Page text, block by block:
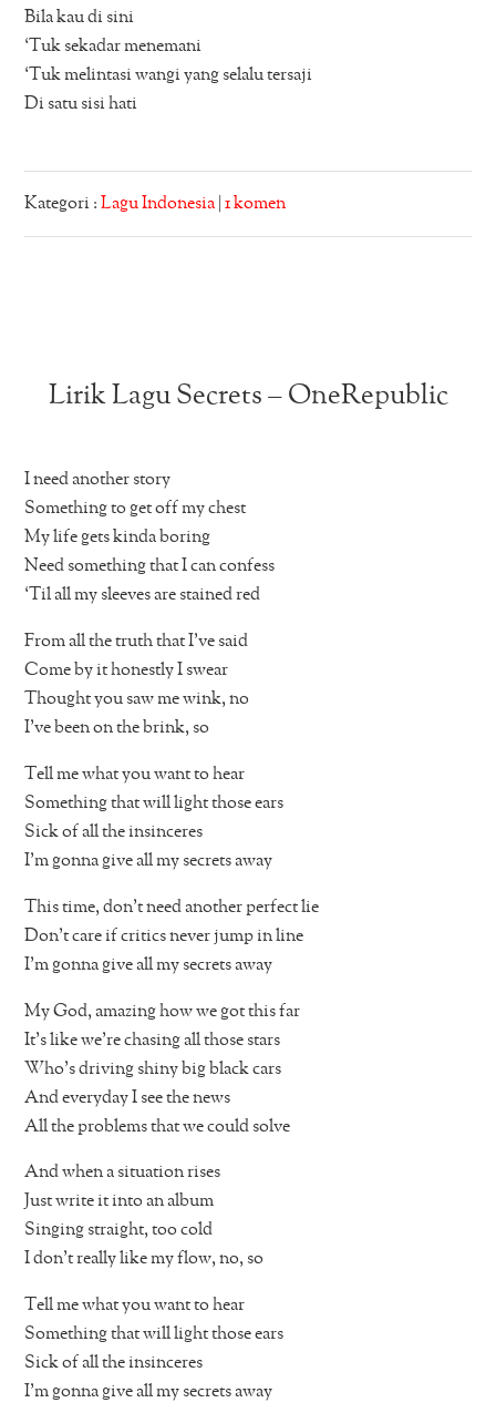
Bila kau di sini
‘Tuk sekadar menemani
‘Tuk melintasi wangi yang selalu tersaji
Di satu sisi hati
Kategori :Lagu Indonesia |1 komen
Lirik Lagu Secrets – OneRepublic
I need another story
Something to get off my chest
My life gets kinda boring
Need something that I can confess
‘Til all my sleeves are stained red
From all the truth that I’ve said
Come by it honestly I swear
Thought you saw me wink, no
I’ve been on the brink, so
Tell me what you want to hear
Something that will light those ears
Sick of all the insinceres
I’m gonna give all my secrets away
This time, don’t need another perfect lie
Don’t care if critics never jump in line
I’m gonna give all my secrets away
My God, amazing how we got this far
It’s like we’re chasing all those stars
Who’s driving shiny big black cars
And everyday I see the news
All the problems that we could solve
And when a situation rises
Just write it into an album
Singing straight, too cold
I don’t really like my flow, no, so
Tell me what you want to hear
Something that will light those ears
Sick of all the insinceres
I’m gonna give all my secrets away